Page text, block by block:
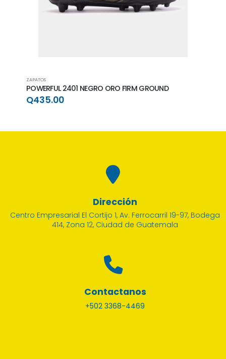
ZAPATOS
POWERFUL 2401 NEGRO ORO FIRM GROUND
Q435.00
Dirección
Centro Empresarial El Cortijo 1, Av. Ferrocarril 19-97, Bodega
414, Zona 12, Ciudad de Guatemala
Contactanos
+502 3368-4469